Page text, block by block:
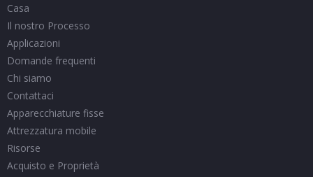
Casa
Il nostro Processo
Applicazioni
Domande frequenti
Chi siamo
Contattaci
Apparecchiature fisse
Attrezzatura mobile
Risorse
Acquisto e Proprietà